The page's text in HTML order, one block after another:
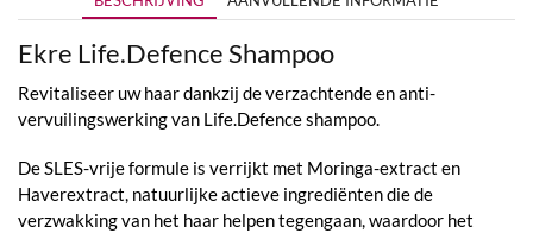
Ekre Life.Defence Shampoo
Revitaliseer uw haar dankzij de verzachtende en anti-
vervuilingswerking van Life.Defence shampoo.
De SLES-vrije formule is verrijkt met Moringa-extract en
Haverextract, natuurlijke actieve ingrediënten die de
verzwakking van het haar helpen tegengaan, waardoor het